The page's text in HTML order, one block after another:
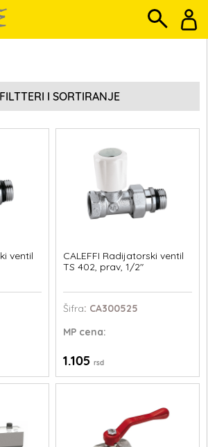
FILTTERI I SORTIRANJE
ventil
CALEFFI Radijatorski ventil
TS 402, prav, 1/2"
Šifra: CA300525
MPcena:
1.105 rsd